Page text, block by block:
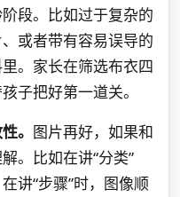
段。比如过于复杂的
或者带有容易误导的
。家长在筛选布衣四
子把好第一道关。
。 图片再好，如果和
。比如在讲“分类”
讲“步骤”时，图像顺